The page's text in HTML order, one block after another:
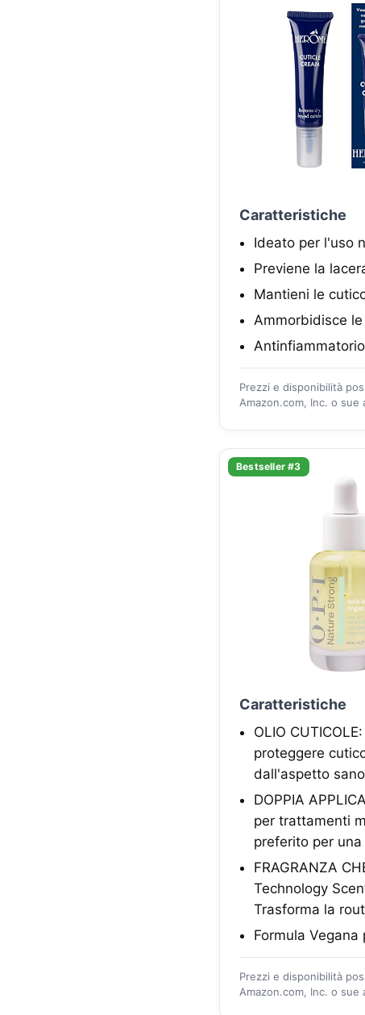
Caratteristiche
Ideato per l'uso
Previene la
Mantieni le
Ammorbidisce
Prezzi e disponibilità
Amazon.com, Inc. o sue
Bestseller #3
Caratteristiche
OLIO
proteggere
dall'aspetto
DOPPIA
per trattamenti
preferito per
FRAGRANZA
Technology
Trasforma la
Formula
Prezzi e disponibilità
Amazon.com, Inc. o sue